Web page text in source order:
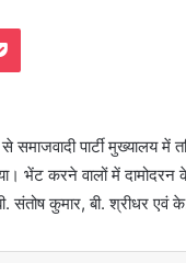
Pocket
समाजवादी पार्टी मुख्यालय
भेंट करने वालों में दामोदरन
कुमार, बी. श्रीधर एवं